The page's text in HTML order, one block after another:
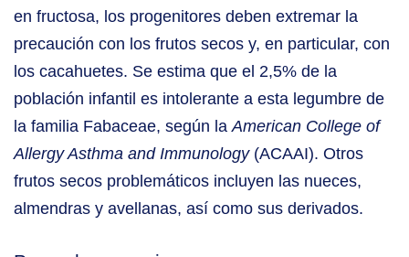
en fructosa, los progenitores deben extremar la
precaución con los frutos secos y, en particular, con
los cacahuetes. Se estima que el 2,5% de la
población infantil es intolerante a esta legumbre de
la familia Fabaceae, según la American College of
Allergy Asthma and Immunology(ACAAI). Otros
frutos secos problemáticos incluyen las nueces,
almendras y avellanas, así como sus derivados.